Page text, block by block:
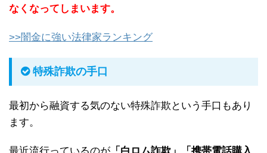
なくなってしまいます。
>>闇金に強い法律家ランキング
特殊詐欺の手口
最初から融資する気のない特殊詐欺という手口もあり
ます。
最近流行っているのが 「白ロム詐欺」「携帯電話購入